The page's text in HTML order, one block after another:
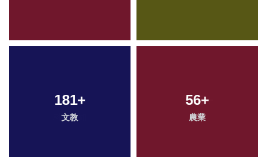
181+
文教
56+
農業